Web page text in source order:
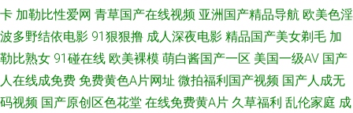
二三区 波多野结依 69成人超碰 美女91小视频 91原创国产精品 夜夜撸亚洲
東熱 狼友91视频 99性视频精品6 亚洲黄色小说网站 伦理片日本 99视频在线
观看97 影音先锋中文字幕亚洲 欧美成人久久之 wwwAV先锋影音 一区av大秀
卡 加勒比性爱网 青草国产在线视频 亚洲国产精品导航 欧美色淫
波多野结依电影 91狠狠撸 成人深夜电影 精品国产美女剃毛 加
勒比熟女 91碰在线 欧美裸模 萌白酱国产一区 美国一级AV 国产
人在线成免费 免费黄色A片网址 微拍福利国产视频 国产人成无
码视频 国产原创区色花堂 在线免费黄A片 久草福利 乱伦家庭 成